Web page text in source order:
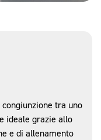
tra uno
ideale grazie allo
e di allenamento